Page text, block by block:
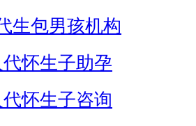
生包男孩机构
怀生子助孕
怀生子咨询